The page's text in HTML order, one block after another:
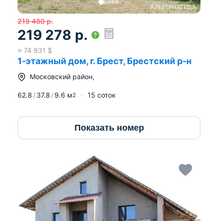
219 480 р.
219 278 р.
≈ 74 931 $
1-этажный дом, г. Брест, Брестский р-н
Московский район,
62.8 37.8 9.6 м2 15 соток
Показать номер